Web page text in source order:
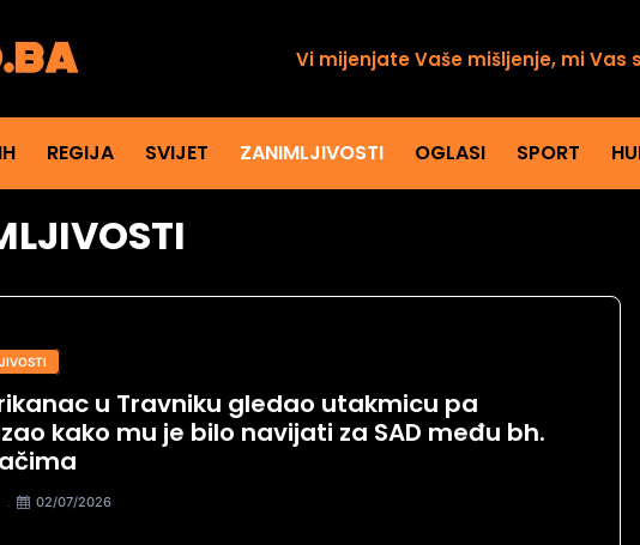
Vi mijenjate Vaše mišljenje, mi Vas
REGIJA SVIJET ZANIMLJIVOSTI OGLASI SPORT
u Travniku gledao utakmicu pa
kako mu je bilo navijati za SAD među bh.
02/07/2026